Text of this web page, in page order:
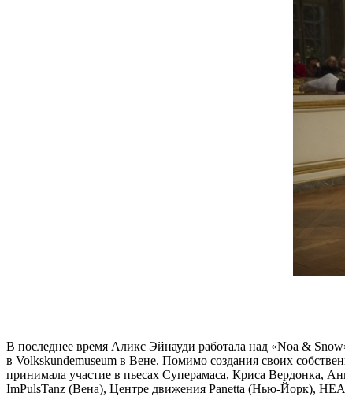
В последнее время Аликс Эйнауди работала над «Noa &
в Volkskundemuseum в Вене. Помимо создания своих
принимала участие в пьесах Суперамаса, Криса
ImPulsTanz (Вена), Центре движения Panetta (Нью-Йорк),